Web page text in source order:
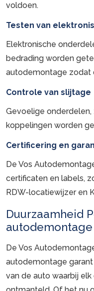
voldoen.
Testen van
Elektronische
bedrading worden
autodemontage zodat
Controle van slijtage
Gevoelige
koppelingen worden
Certificering en
De Vos
certificaten en labels,
RDW-locatiewijzer en
Duurzaamheid
autodemontage
De Vos
autodemontage
van de auto waarbij